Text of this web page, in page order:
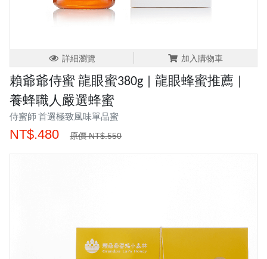
詳細瀏覽 加入購物車
賴爺爺侍蜜 龍眼蜜380g | 龍眼蜂蜜推薦 |
養蜂職人嚴選蜂蜜
侍蜜師 首選極致風味單品蜜
NT$.480 原價 NT$.550